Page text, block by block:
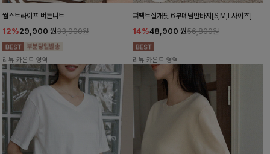
월스트라이프 버튼니트
12%29,900 원33,900원
리뷰 카운트 영역
퍼펙트절개핏 6부데님반바지[S,M,L사이즈]
14%48,900 원56,800원
리뷰 카운트 영역